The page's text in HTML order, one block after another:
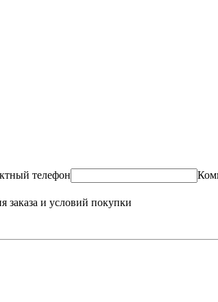
телефон
заказа и условий покупки